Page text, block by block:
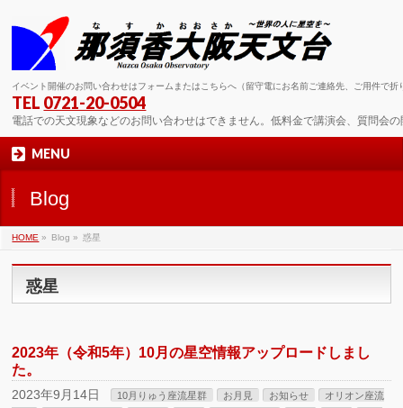
イベント開催のお問い合わせはフォームまたはこちらへ（留守電にお名前ご連絡先、ご用件で折
TEL 0721-20-0504
電話での天文現象などのお問い合わせはできません。低料金で講演会、質問会
MENU
Blog
HOME » Blog » 惑星
惑星
2023年（令和5年）10月の星空情報アップロードしまし
た。
2023年9月14日 10月りゅう座流星群 お月見 お知らせ
オリオン座流